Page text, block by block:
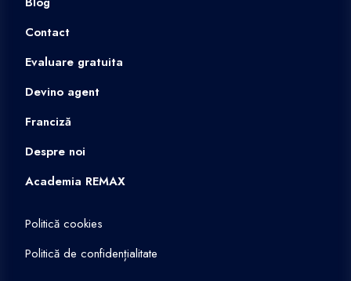
Contact
Evaluare gratuita
Devino agent
Franciză
Despre noi
Academia REMAX
Politică cookies
Politică de confidențialitate